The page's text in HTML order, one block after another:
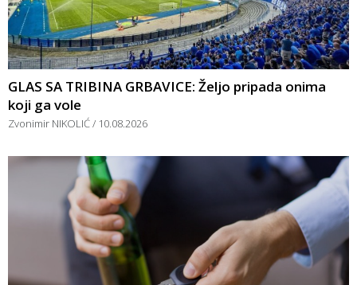
GLAS SA TRIBINA GRBAVICE: Željo pripada onima
koji ga vole
Zvonimir NIKOLIĆ 10.08.2026